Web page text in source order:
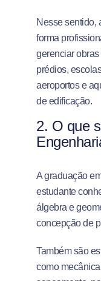
Nesse sentido,
forma
gerenciar
prédios,
aeroportos e
de edificação.
2. O que
A graduação
estudante
álgebra e
concepção de
Também são
como